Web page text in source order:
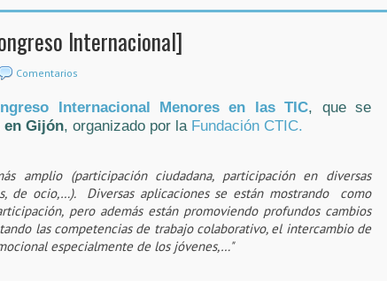
Internacional]
Comentarios
Internacional Menores en las TIC, que se
en Gijón, organizado por la Fundación CTIC.
amplio (participación ciudadana, participación en diversas
de ocio,…). Diversas aplicaciones se están mostrando como
pero además están promoviendo profundos cambios
las competencias de trabajo colaborativo, el intercambio de
especialmente de los jóvenes,…"